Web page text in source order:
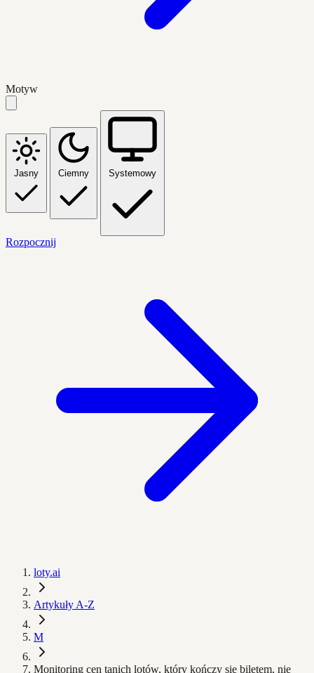
Motyw
Jasny Ciemny Systemowy
Rozpocznij
loty.ai
Artykuły A-Z
M
Monitoring cen tanich lotów, który kończy się biletem, nie